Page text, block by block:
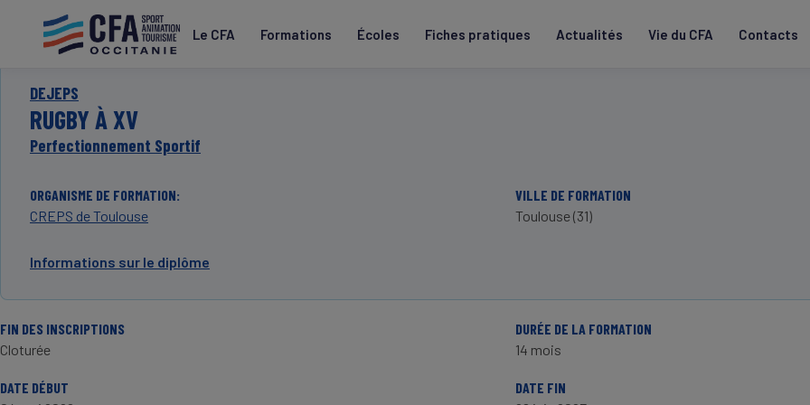
contenu
Le CFA Formations Écoles Fiches pratiques Actualités Vie du CFA Contacts
DEJEPS
RUGBY À XV
Perfectionnement Sportif
ORGANISME DE FORMATION
CREPS de Toulouse
VILLE DE FORMATION
Toulouse (31)
Informations sur le diplôme
FIN DES INSCRIPTIONS
Cloturée
DURÉE DE LA FORMATION
14 mois
DATE DÉBUT
DATE FIN